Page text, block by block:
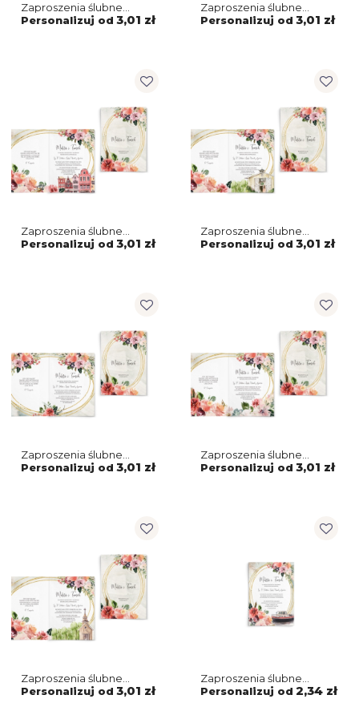
Zaproszenia ślubne
Spring Love- Składane
Motyw 7
Personalizuj od 3,01 zł
Zaproszenia ślubne
Spring Love- Składane
Motyw 6
Personalizuj od 3,01 zł
Zaproszenia ślubne
Spring Love- Składane
Motyw 5
Personalizuj od 3,01 zł
Zaproszenia ślubne
Spring Love- Składane
Motyw 4
Personalizuj od 3,01 zł
Zaproszenia ślubne
Spring Love- Składane
Motyw 3
Personalizuj od 3,01 zł
Zaproszenia ślubne
Spring Love- Składane
Motyw 2
Personalizuj od 3,01 zł
Zaproszenia ślubne
Spring Love- Składane
Motyw 1
Personalizuj od 3,01 zł
Zaproszenia ślubne
Spring Love - Motyw 7
Personalizuj od 2,34 zł